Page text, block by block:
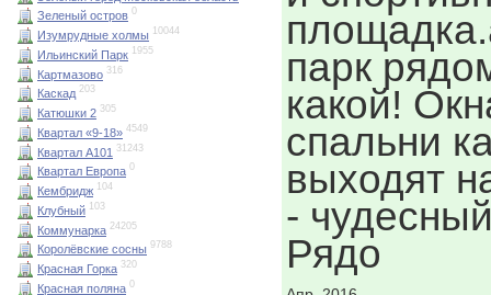
Зеленый остров 0
Изумрудные холмы 10044
Ильинский Парк 1955
Картмазово 316
Каскад 203
Катюшки 2 305
Квартал «9-18» 4549
Квартал А101 31243
Квартал Европа 0
Кембридж 104
Клубный 103
Коммунарка 24205
Королёвские сосны 9788
Красная Горка 320
Красная поляна 0
парк
какой!
спальни
выходят
-
Рядо